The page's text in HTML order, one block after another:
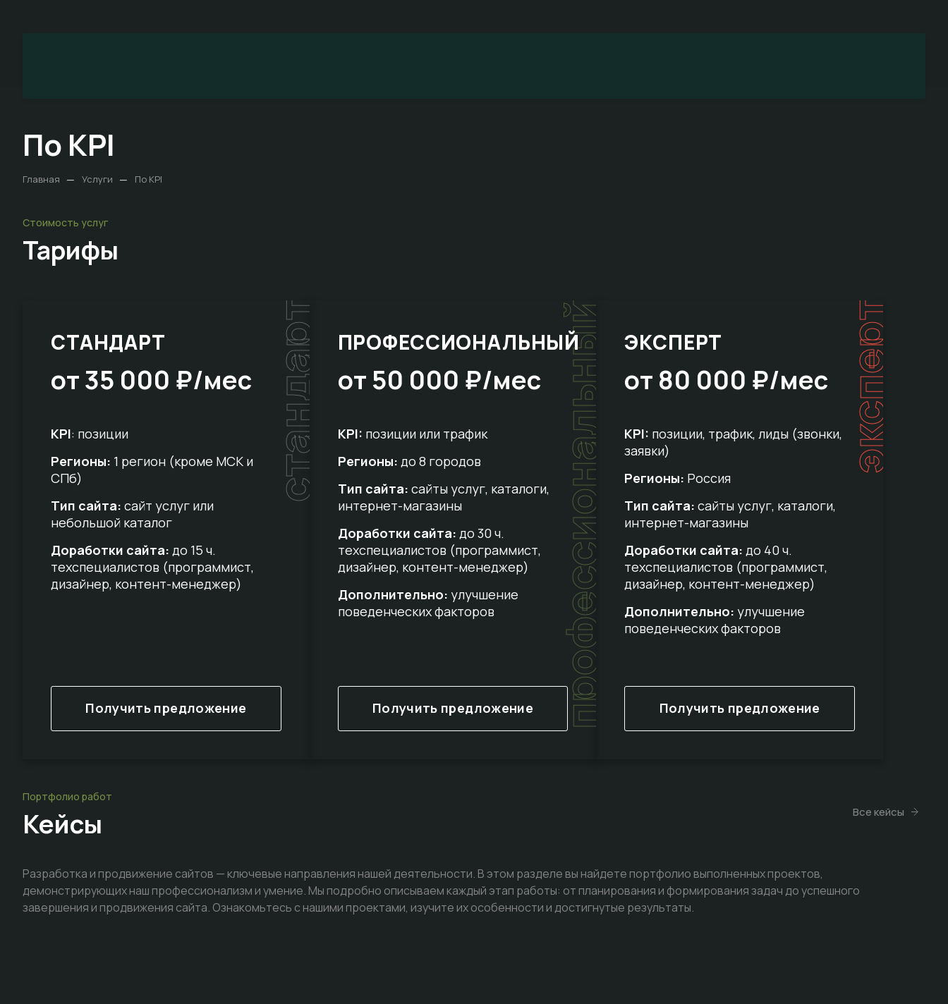
По KPI
Главная — Услуги — По KPI
Стоимость услуг
Тарифы
стандарт
СТАНДАРТ
от 35 000 ₽/мес
KPI: позиции
Регионы: 1 регион (кроме МСК и
СПб)
Тип сайта: сайт услуг или
небольшой каталог
Доработки сайта: до 15 ч.
техспециалистов (программист,
дизайнер, контент-менеджер)
Получить предложение профессиональный
ПРОФЕССИОНАЛЬНЫЙ
от 50 000 ₽/мес
KPI: позиции или трафик
Регионы: до 8 городов
Тип сайта: сайты услуг, каталоги,
интернет-магазины
Доработки сайта: до 30 ч.
техспециалистов (программист,
дизайнер, контент-менеджер)
Дополнительно: улучшение
поведенческих факторов
Получить предложение
эксперт
ЭКСПЕРТ
от 80 000 ₽/мес
KPI: позиции, трафик, лиды (звонки,
заявки)
Регионы: Россия
Тип сайта: сайты услуг, каталоги,
интернет-магазины
Доработки сайта: до 40 ч.
техспециалистов (программист,
дизайнер, контент-менеджер)
Дополнительно: улучшение
поведенческих факторов
Получить предложение
Портфолио работ
Кейсы Все кейсы
Разработка и продвижение сайтов — ключевые направления нашей деятельности. В этом разделе вы найдете портфолио выполненных проектов,
демонстрирующих наш профессионализм и умение. Мы подробно описываем каждый этап работы: от планирования и формирования задач до успешного
завершения и продвижения сайта. Ознакомьтесь с нашими проектами, изучите их особенности и достигнутые результаты.